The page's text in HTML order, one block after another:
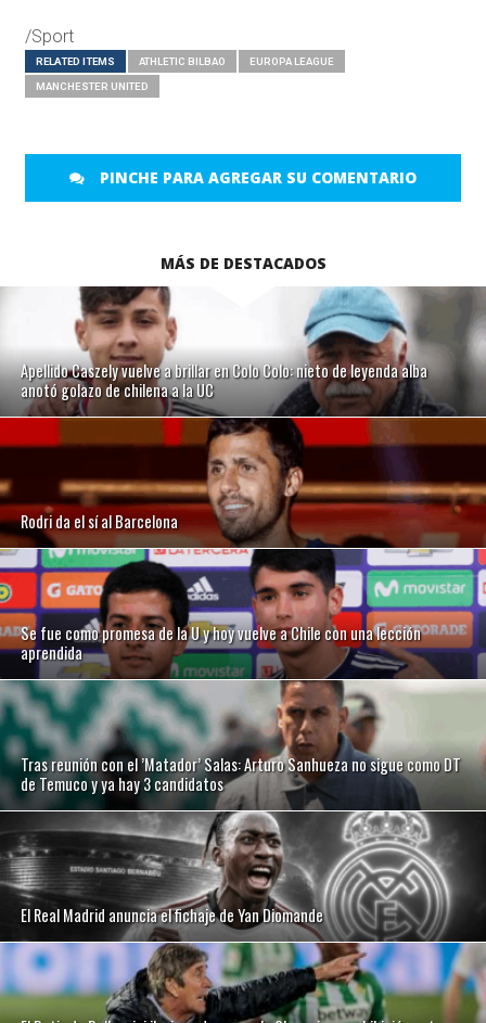
/Sport
RELATED ITEMS ATHLETIC BILBAO EUROPA LEAGUE
MANCHESTER UNITED
PINCHE PARA AGREGAR SU COMENTARIO
MÁS DE DESTACADOS
Apellido Caszely vuelve a brillar en Colo Colo: nieto de leyenda alba
anotó golazo de chilena a la UC
Rodri da el sí al Barcelona
Se fue como promesa de la U y hoy vuelve a Chile con una lección
aprendida
Tras reunión con el ’Matador’ Salas: Arturo Sanhueza no sigue como DT
de Temuco y ya hay 3 candidatos
El Real Madrid anuncia el fichaje de Yan Diomande